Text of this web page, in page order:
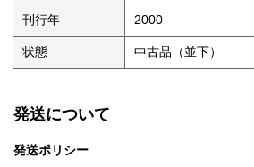
刊行年 2000
状態 中古品（並下）
発送について
発送ポリシー